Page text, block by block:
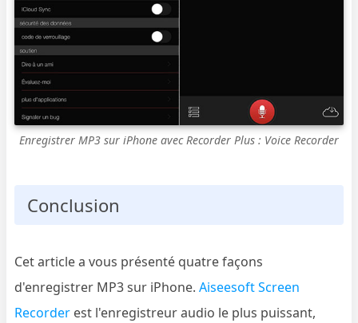
Enregistrer MP3 sur iPhone avec Recorder Plus : Voice Recorder
Conclusion
Cet article a vous présenté quatre façons
d'enregistrer MP3 sur iPhone.Aiseesoft Screen
Recorder est l'enregistreur audio le plus puissant,